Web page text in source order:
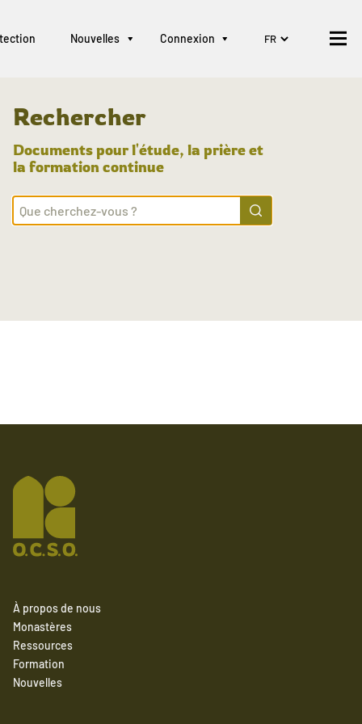
Nouvelles Connexion
Rechercher
Documents pour l'étude, la prière et
la formation continue
À propos de nous
Monastères
Ressources
Formation
Nouvelles